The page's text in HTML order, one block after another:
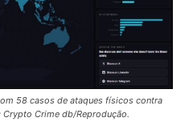
58 casos de ataques físicos contra
Crime db/Reprodução.